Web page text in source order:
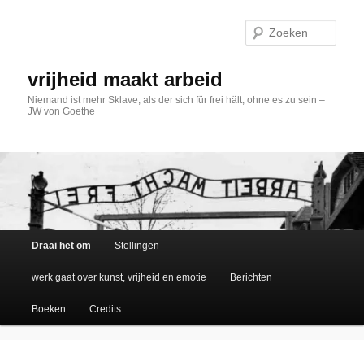
vrijheid maakt arbeid
Niemand ist mehr Sklave, als der sich für frei hält, ohne es zu sein –
JW von Goethe
Draai het om Stellingen
werk gaat over kunst, vrijheid en emotie Berichten
Boeken Credits